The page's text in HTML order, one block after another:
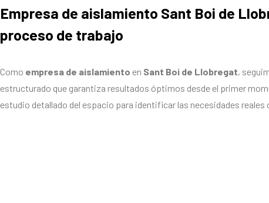
Empresa de aislamiento Sant Boi de
proceso de trabajo
Como empresa de aislamiento en Sant Boi de Llobregat,
estructurado que garantiza resultados óptimos desde el primer
estudio detallado del espacio para identificar las necesidades reales